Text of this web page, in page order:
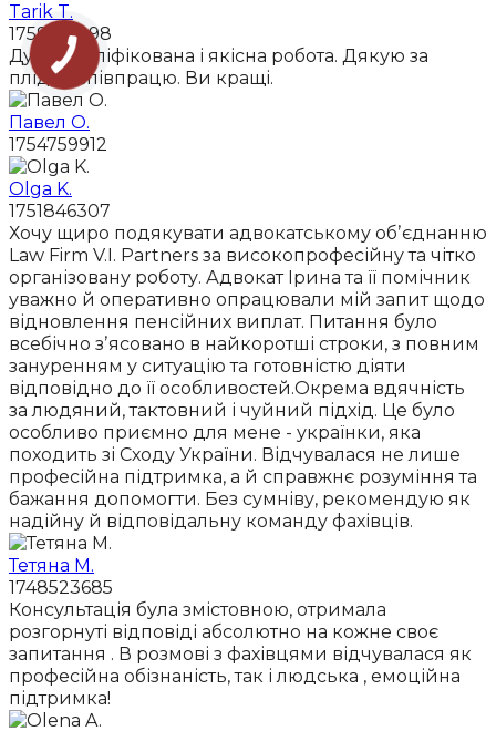
Tarik T.
1759091998
Дуже кваліфікована і якісна робота. Дякую за
плідну співпрацю. Ви кращі.
Павел О.
1754759912
Olga K.
1751846307
Хочу щиро подякувати адвокатському обʼєднанню
Law Firm V.I. Partners за високопрофесійну та чітко
організовану роботу. Адвокат Ірина та її помічник
уважно й оперативно опрацювали мій запит щодо
відновлення пенсійних виплат. Питання було
всебічно зʼясовано в найкоротші строки, з повним
зануренням у ситуацію та готовністю діяти
відповідно до її особливостей.Окрема вдячність
за людяний, тактовний і чуйний підхід. Це було
особливо приємно для мене - українки, яка
походить зі Сходу України. Відчувалася не лише
професійна підтримка, а й справжнє розуміння та
бажання допомогти. Без сумніву, рекомендую як
надійну й відповідальну команду фахівців.
Тетяна М.
1748523685
Консультація була змістовною, отримала
розгорнуті відповіді абсолютно на кожне своє
запитання . В розмові з фахівцями відчувалася як
професійна обізнаність, так і людська , емоційна
підтримка!